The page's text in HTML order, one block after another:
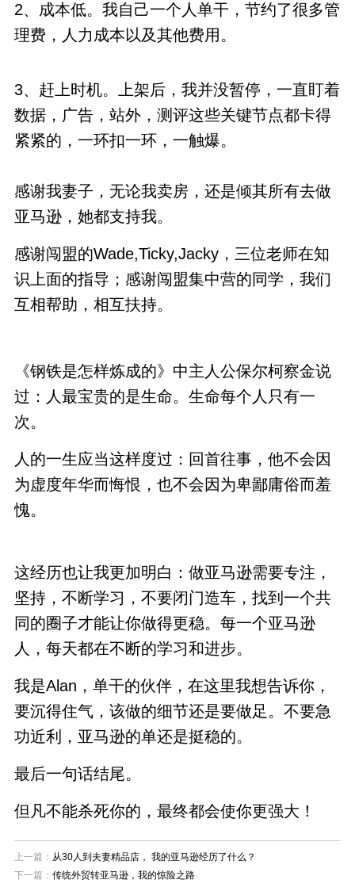
2、成本低。我自己一个人单干，节约了很多管
理费，人力成本以及其他费用。
3、赶上时机。上架后，我并没暂停，一直盯着
数据，广告，站外，测评这些关键节点都卡得
紧紧的，一环扣一环，一触爆。
感谢我妻子，无论我卖房，还是倾其所有去做
亚马逊，她都支持我。
感谢闯盟的Wade,Ticky,Jacky，三位老师在知
识上面的指导；感谢闯盟集中营的同学，我们
互相帮助，相互扶持。
《钢铁是怎样炼成的》中主人公保尔柯察金说
过：人最宝贵的是生命。生命每个人只有一
次。
人的一生应当这样度过：回首往事，他不会因
为虚度年华而悔恨，也不会因为卑鄙庸俗而羞
愧。
这经历也让我更加明白：做亚马逊需要专注，
坚持，不断学习，不要闭门造车，找到一个共
同的圈子才能让你做得更稳。每一个亚马逊
人，每天都在不断的学习和进步。
我是Alan，单干的伙伴，在这里我想告诉你，
要沉得住气，该做的细节还是要做足。不要急
功近利，亚马逊的单还是挺稳的。
最后一句话结尾。
但凡不能杀死你的，最终都会使你更强大！
上一篇： 从30人到夫妻精品店， 我的亚马逊经历了什么？
下一篇： 传统外贸转亚马逊，我的惊险之路